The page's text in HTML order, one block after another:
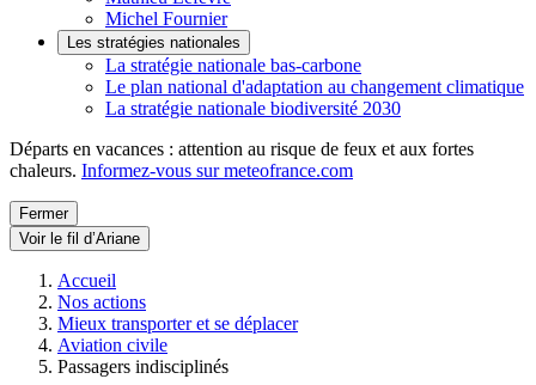
Michel Fournier
Les stratégies nationales
La stratégie nationale bas-carbone
Le plan national d'adaptation au changement climatique
La stratégie nationale biodiversité 2030
Départs en vacances : attention au risque de feux et aux fortes
chaleurs. Informez-vous sur meteofrance.com
Fermer
Voir le fil d’Ariane
Accueil
Nos actions
Mieux transporter et se déplacer
Aviation civile
Passagers indisciplinés